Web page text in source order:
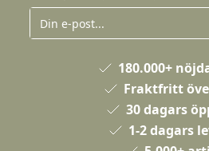
180.000+
Fraktfritt
30 dagars
1-2 dagars